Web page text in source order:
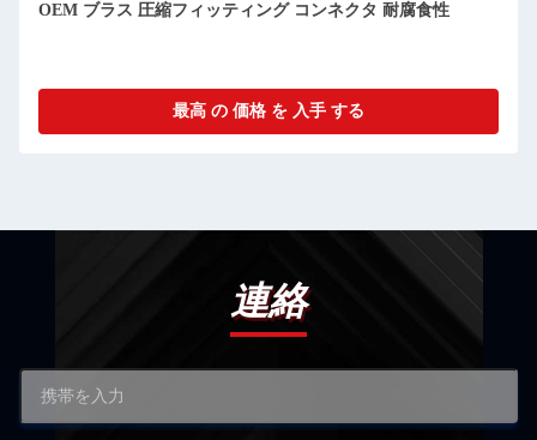
OEM ブラス 圧縮フィッティング コンネクタ 耐腐食性
最高 の 価格 を 入手 する
連絡